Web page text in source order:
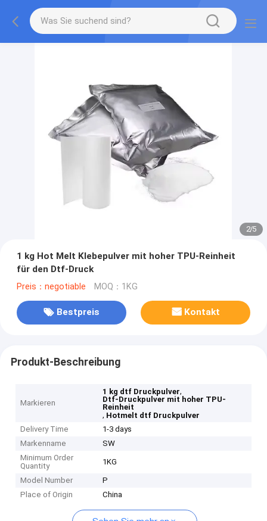
2/5
1 kg Hot Melt Klebepulver mit hoher TPU-Reinheit
für den Dtf-Druck
Preis：negotiable MOQ：1KG
Bestpreis Kontakt
Produkt-Beschreibung
Markieren
1 kg dtf Druckpulver,
Dtf-Druckpulver mit hoher TPU-
Reinheit
, Hotmelt dtf Druckpulver
Delivery Time
1-3 days
Markenname
SW
Minimum Order
Quantity
1KG
Model Number
P
Place of Origin
China